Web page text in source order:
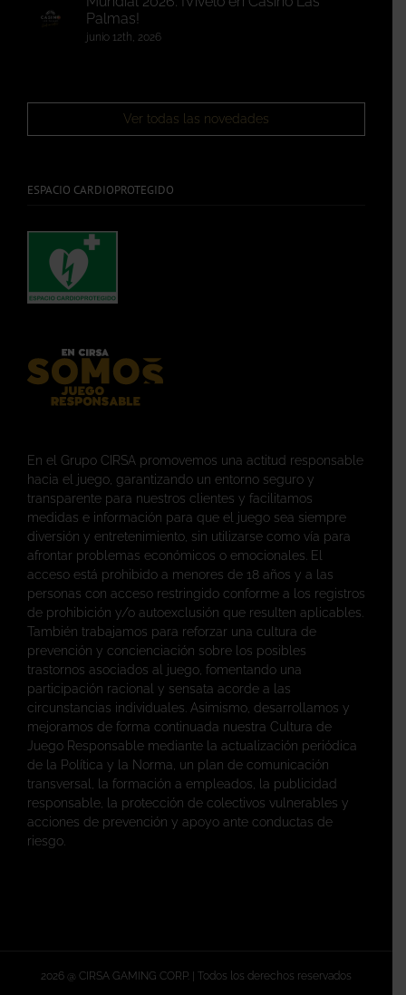
Palmas!
junio 12th, 2026
Ver todas las novedades
ESPACIO CARDIOPROTEGIDO
En el Grupo CIRSA promovemos una actitud responsable
hacia el juego, garantizando un entorno seguro y
transparente para nuestros clientes y facilitamos
medidas e información para que el juego sea siempre
diversión y entretenimiento, sin utilizarse como vía para
afrontar problemas económicos o emocionales. El
acceso está prohibido a menores de 18 años y a las
personas con acceso restringido conforme a los registros
de prohibición y/o autoexclusión que resulten aplicables.
También trabajamos para reforzar una cultura de
prevención y concienciación sobre los posibles
trastornos asociados al juego, fomentando una
participación racional y sensata acorde a las
circunstancias individuales. Asimismo, desarrollamos y
mejoramos de forma continuada nuestra Cultura de
Juego Responsable mediante la actualización periódica
de la Política y la Norma, un plan de comunicación
transversal, la formación a empleados, la publicidad
responsable, la protección de colectivos vulnerables y
acciones de prevención y apoyo ante conductas de
riesgo.
2026 @ CIRSA GAMING CORP. | Todos los derechos reservados